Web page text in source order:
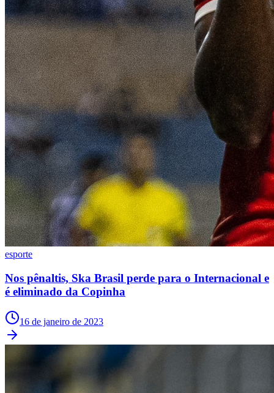
esporte
Nos pênaltis, Ska Brasil perde para o Internacional e
é eliminado da Copinha
16 de janeiro de 2023